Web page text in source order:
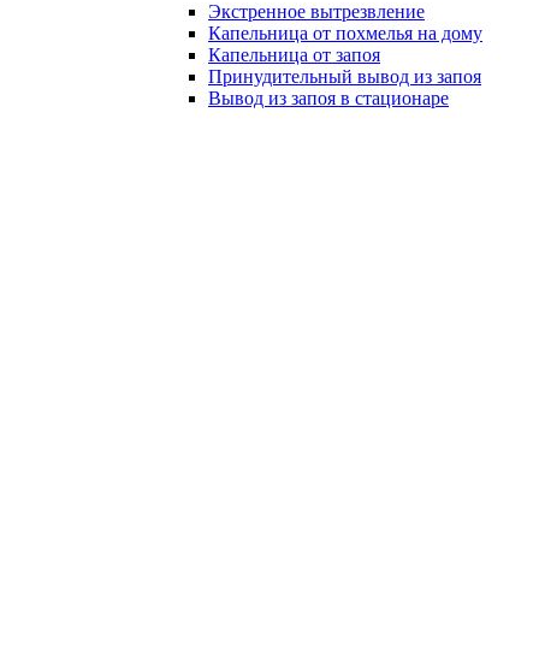
Экстренное вытрезвление
Капельница от похмелья на дому
Капельница от запоя
Принудительный вывод из запоя
Вывод из запоя в стационаре
Лечение наркозависимых